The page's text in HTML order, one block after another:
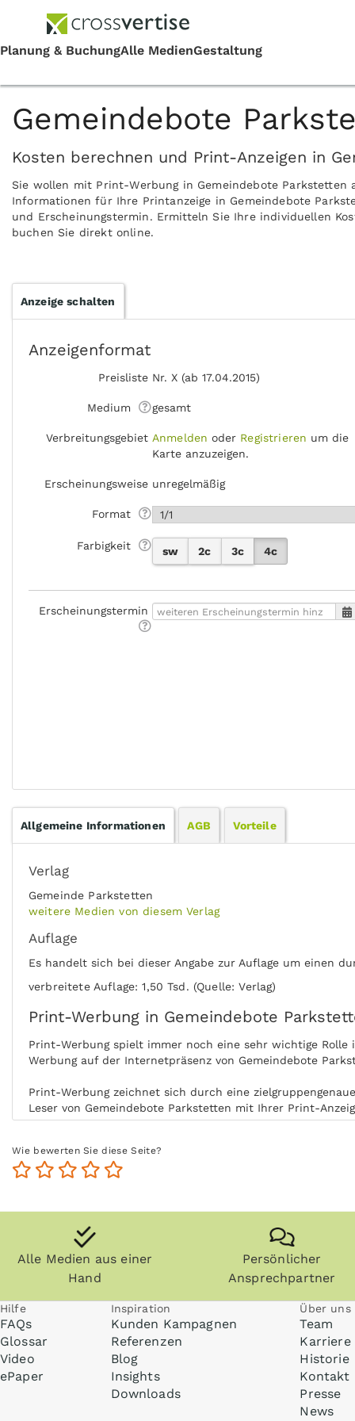
Gemeindebote
Kosten berechnen und Print-Anzeigen in
Sie wollen mit Print-Werbung in Gemeindebote
Informationen für Ihre Printanzeige in Gemeindebote
und Erscheinungstermin. Ermitteln Sie Ihre individuellen
buchen Sie direkt online.
Anzeige schalten
Anzeigenformat
Preisliste Nr. X (ab 17.04.2015)
Medium gesamt
Verbreitungsgebiet Anmelden oder Registrieren um die
Karte anzuzeigen.
Erscheinungsweise unregelmäßig
Format
Farbigkeit sw 2c 3c 4c
Erscheinungstermin
Allgemeine Informationen AGB Vorteile
Verlag
Gemeinde Parkstetten
weitere Medien von diesem Verlag
Auflage
Es handelt sich bei dieser Angabe zur Auflage um einen
verbreitete Auflage: 1,50 Tsd. (Quelle: Verlag)
Print-Werbung in Gemeindebote
Print-Werbung spielt immer noch eine sehr wichtige
Werbung auf der Internetpräsenz von Gemeindebote
Print-Werbung zeichnet sich durch eine
Leser von Gemeindebote Parkstetten mit Ihrer Print-
Zeit der Nutzung steigert zudem die Glaubwürdigkeit und
Anzeigen können zudem nachgeblättert und
Parkstetten kann ohne Internet praktisch überall gelesen
Wie bewerten Sie diese Seite?
Alle Medien aus einer
Hand
Persönlicher
Ansprechpartner
Hilfe
FAQs
Glossar
Video
ePaper
Inspiration
Kunden Kampagnen
Referenzen
Blog
Insights
Downloads
Über uns
Team
Karriere
Historie
Kontakt
Presse
News